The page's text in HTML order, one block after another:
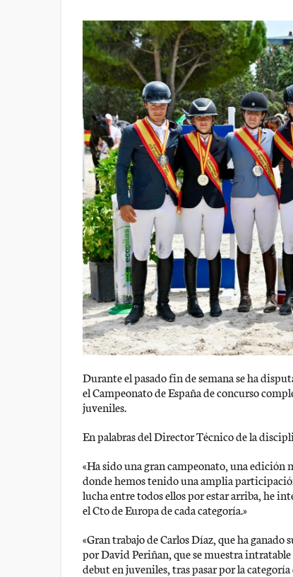
Durante el pasado fin de semana se ha
el Campeonato de España de concurso
juveniles.
En palabras del Director Técnico de la
«Ha sido una gran campeonato, una edición
donde hemos tenido una amplia
lucha entre todos ellos por estar arriba, he
el Cto de Europa de cada categoría.»
«Gran trabajo de Carlos Díaz, que ha
por David Periñan, que se muestra
debut en juveniles, tras pasar por la categoría